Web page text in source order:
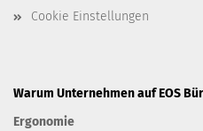
Cookie Einstellungen
Warum Unternehmen auf EOS
Ergonomie